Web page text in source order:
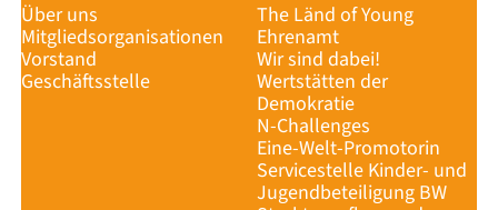
Über uns
Mitgliedsorganisationen
Vorstand
Geschäftsstelle
The Länd of Young
Ehrenamt
Wir sind dabei!
Wertstätten der
Demokratie
N-Challenges
Eine-Welt-Promotorin
Servicestelle Kinder- und
Jugendbeteiligung BW